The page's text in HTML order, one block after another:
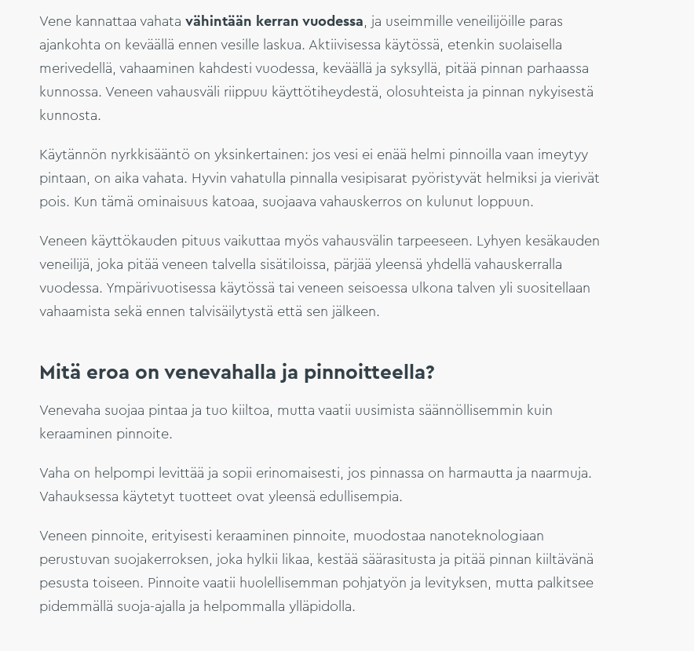
Vene kannattaa vahata vähintään kerran vuodessa , ja useimmille veneilijöille paras
ajankohta on keväällä ennen vesille laskua. Aktiivisessa käytössä, etenkin suolaisella
merivedellä, vahaaminen kahdesti vuodessa, keväällä ja syksyllä, pitää pinnan parhaassa
kunnossa. Veneen vahausväli riippuu käyttötiheydestä, olosuhteista ja pinnan nykyisestä
kunnosta.
Käytännön nyrkkisääntö on yksinkertainen: jos vesi ei enää helmi pinnoilla vaan imeytyy
pintaan, on aika vahata. Hyvin vahatulla pinnalla vesipisarat pyöristyvät helmiksi ja vierivät
pois. Kun tämä ominaisuus katoaa, suojaava vahauskerros on kulunut loppuun.
Veneen käyttökauden pituus vaikuttaa myös vahausvälin tarpeeseen. Lyhyen kesäkauden
veneilijä, joka pitää veneen talvella sisätiloissa, pärjää yleensä yhdellä vahauskerralla
vuodessa. Ympärivuotisessa käytössä tai veneen seisoessa ulkona talven yli suositellaan
vahaamista sekä ennen talvisäilytystä että sen jälkeen.
Mitä eroa on venevahalla ja pinnoitteella?
Venevaha suojaa pintaa ja tuo kiiltoa, mutta vaatii uusimista säännöllisemmin kuin
keraaminen pinnoite.
Vaha on helpompi levittää ja sopii erinomaisesti, jos pinnassa on harmautta ja naarmuja.
Vahauksessa käytetyt tuotteet ovat yleensä edullisempia.
Veneen pinnoite, erityisesti keraaminen pinnoite, muodostaa nanoteknologiaan
perustuvan suojakerroksen, joka hylkii likaa, kestää säärasitusta ja pitää pinnan kiiltävänä
pesusta toiseen. Pinnoite vaatii huolellisemman pohjatyön ja levityksen, mutta palkitsee
pidemmällä suoja-ajalla ja helpommalla ylläpidolla.